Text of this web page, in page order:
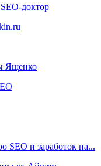
доктор
Ященко
SEO и заработок на...